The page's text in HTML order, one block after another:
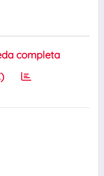
completa